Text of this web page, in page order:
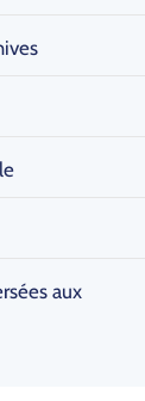
aux